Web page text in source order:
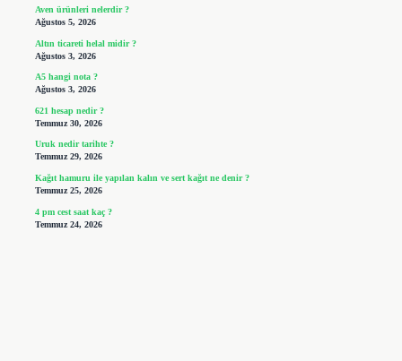
Aven ürünleri nelerdir ?
Ağustos 5, 2026
Altın ticareti helal midir ?
Ağustos 3, 2026
A5 hangi nota ?
Ağustos 3, 2026
621 hesap nedir ?
Temmuz 30, 2026
Uruk nedir tarihte ?
Temmuz 29, 2026
Kağıt hamuru ile yapılan kalın ve sert kağıt ne denir ?
Temmuz 25, 2026
4 pm cest saat kaç ?
Temmuz 24, 2026